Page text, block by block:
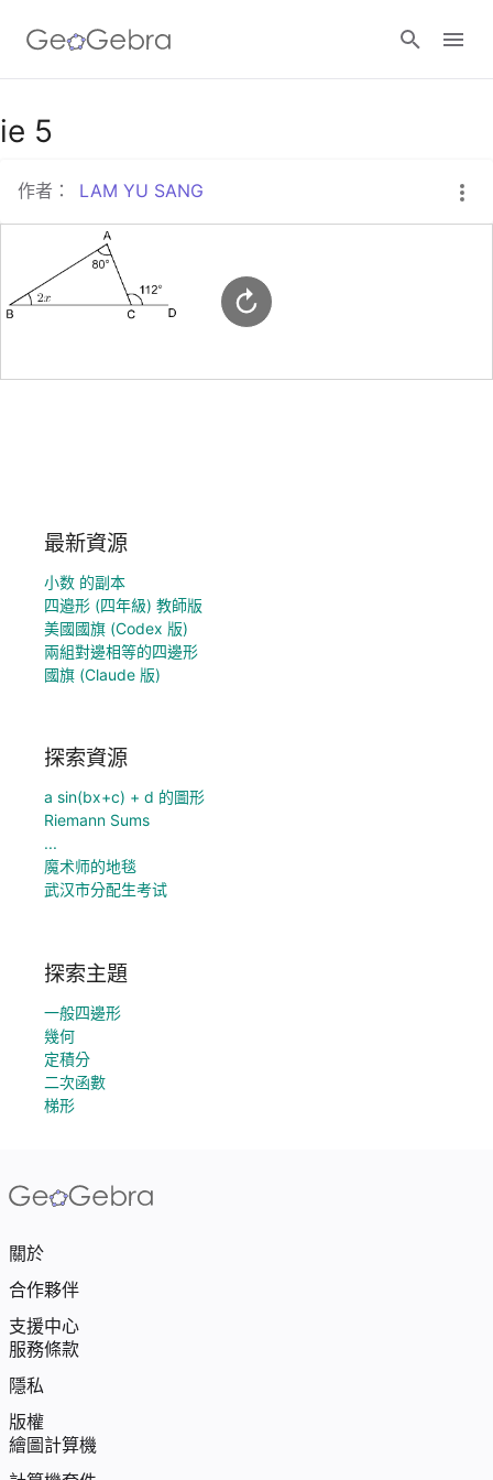
GeoGebra Classroom
登入
ie 5
作者： LAM YU SANG
最新資源
小数 的副本
四邉形 (四年級) 教師版
美國國旗 (Codex 版)
兩組對邊相等的四邊形
國旗 (Claude 版)
探索資源
a sin(bx+c) + d 的圖形
Riemann Sums
...
魔术师的地毯
武汉市分配生考试
探索主題
一般四邊形
幾何
定積分
二次函數
梯形
關於
合作夥伴
支援中心
服務條款
隱私
版權
繪圖計算機